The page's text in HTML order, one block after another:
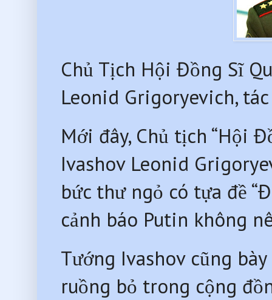
Chủ Tịch Hội Đồng Sĩ
Leonid Grigoryevich,
Mới đây, Chủ tịch “Hội
Ivashov Leonid
bức thư ngỏ có tựa đề
cảnh báo Putin không
Tướng Ivashov cũng
ruồng bỏ trong cộng